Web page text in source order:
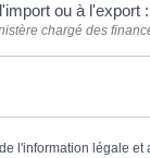
ou à l'export
chargé des
l'information légale et